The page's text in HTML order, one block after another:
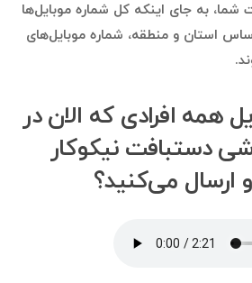
شما، به جای اینکه کل شماره موبایل‌ها
استان و منطقه، شماره موبایل‌های
همه افرادی که الان در
دستبافت نیکوکار
می‌کنید؟